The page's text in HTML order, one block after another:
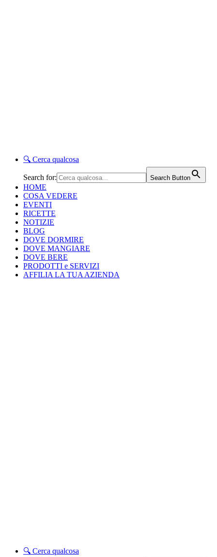
🔍 Cerca qualcosa
Search for: Search Button
HOME
COSA VEDERE
EVENTI
RICETTE
NOTIZIE
BLOG
DOVE DORMIRE
DOVE MANGIARE
DOVE BERE
PRODOTTI e SERVIZI
AFFILIA LA TUA AZIENDA
🔍 Cerca qualcosa